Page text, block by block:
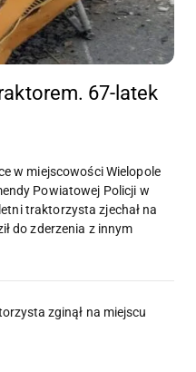
67-latek
w miejscowości Wielopole
Powiatowej Policji w
traktorzysta zjechał na
do zderzenia z innym
zginął na miejscu